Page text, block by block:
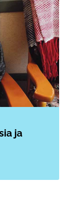
ja